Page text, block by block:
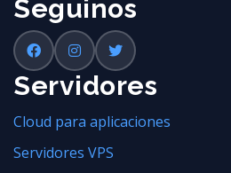
Seguinos
Servidores
Cloud para aplicaciones
Servidores VPS